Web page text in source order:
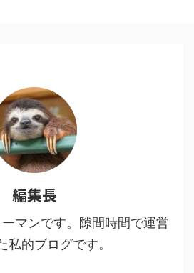
...
編集長
マンです。隙間時間で運営
私的ブログです。